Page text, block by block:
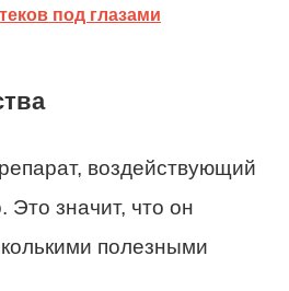
под глазами
воздействующий
Это значит, что он
полезными